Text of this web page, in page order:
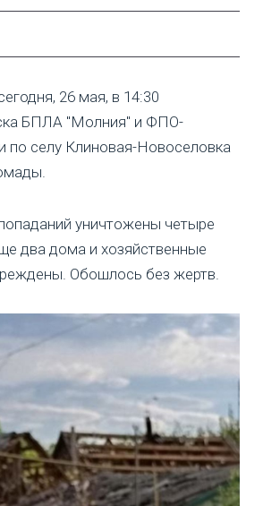
26 мая, в 14:30
БПЛА "Молния" и ФПО-
по селу Клиновая-Новоселовка
уничтожены четыре
два дома и хозяйственные
Обошлось без жертв.